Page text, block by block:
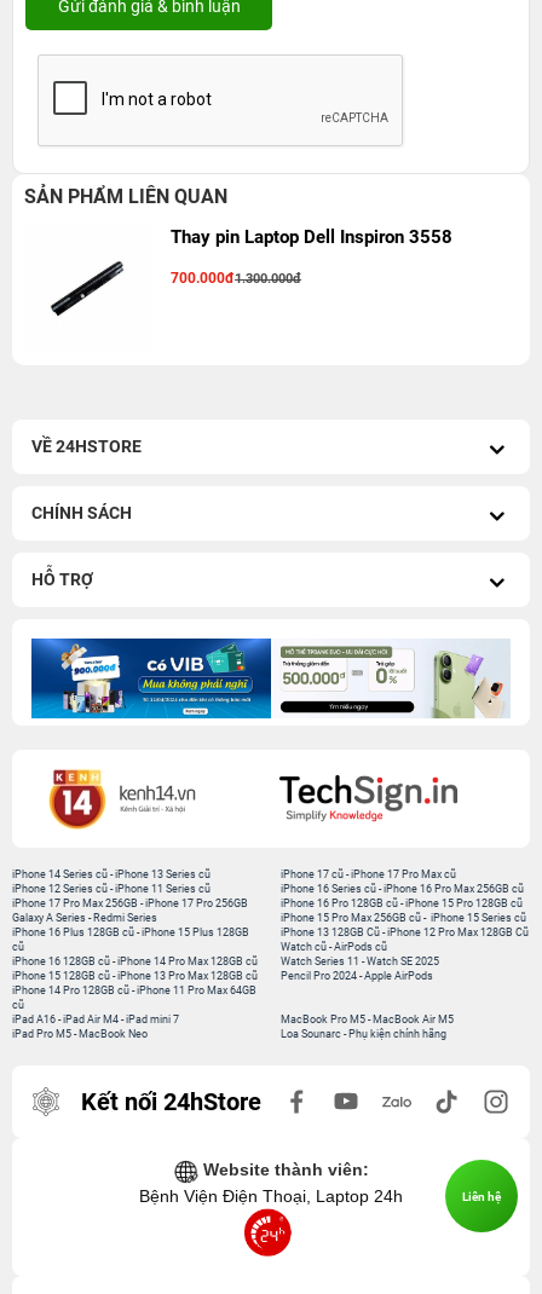
SẢN PHẨM LIÊN QUAN
Thay pin Laptop Dell Inspiron 3558
700.000đ1.300.000đ
VỀ 24HSTORE
CHÍNH SÁCH
HỖ TRỢ
iPhone 14 Series cũ -iPhone 13 Series cũ
iPhone 12 Series cũ -iPhone 11 Series cũ
iPhone 17 Pro Max 256GB -iPhone 17 Pro 256GB
Galaxy A Series - Redmi Series
iPhone 17 cũ-iPhone 17 Pro Max cũ
iPhone 16 Series cũ- iPhone 16 Pro Max 256GB cũ
iPhone 16 Pro 128GB cũ-iPhone 15 Pro 128GB cũ
iPhone 15 Pro Max 256GB cũ- iPhone 15 Series cũ
iPhone 16 Plus 128GB cũ -iPhone 15 Plus 128GB
cũ
iPhone 16 128GB cũ -iPhone 14 Pro Max 128GB cũ
iPhone 15 128GB cũ -iPhone 13 Pro Max 128GB cũ
iPhone 14 Pro 128GB cũ -iPhone 11 Pro Max 64GB
cũ
iPhone 13 128GB Cũ-iPhone 12 Pro Max 128GB Cũ
Watch cũ-AirPods cũ
Watch Series 11 -Watch SE 2025
Pencil Pro 2024-Apple AirPods
iPad A16 -iPad Air M4 -iPad mini 7
iPad Pro M5 - MacBook Neo
MacBook Pro M5- MacBook Air M5
Loa Sounarc- Phụ kiện chính hãng
Kết nối 24hStore
Website thành viên:
Bệnh Viện Điện Thoại, Laptop 24h
Liên hệ